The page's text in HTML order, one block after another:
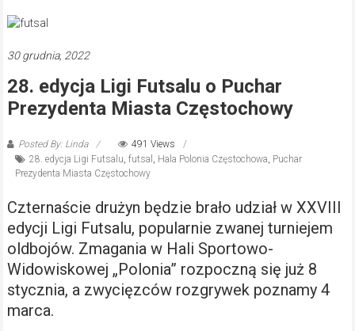
30 grudnia, 2022
28. edycja Ligi Futsalu o Puchar
Prezydenta Miasta Częstochowy
Posted By: Linda
491 Views
28. edycja Ligi Futsalu, futsal , Hala Polonia Częstochowa, Puchar
Prezydenta Miasta Częstochowy
Czternaście drużyn będzie brało udział w XXVIII
edycji Ligi Futsalu, popularnie zwanej turniejem
oldbojów. Zmagania w Hali Sportowo-
Widowiskowej „Polonia” rozpoczną się już 8
stycznia, a zwycięzców rozgrywek poznamy 4
marca.